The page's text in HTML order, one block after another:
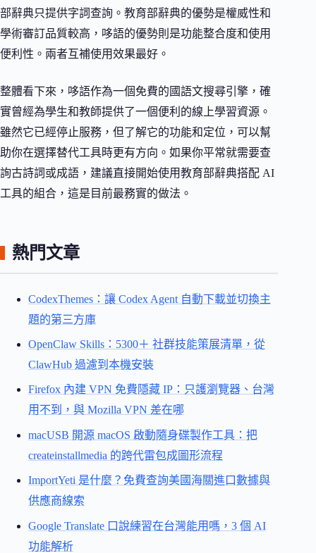
部辭典只提供字詞查詢。教育部辭典的優勢是權威性和
學術審訂品質較高，哆語的優勢則是功能整合度和使用
便利性。兩者互補使用效果最好。
整體看下來，哆語作為一個免費的國語文搜尋引擎，確
實曾經為學生和教師提供了一個便利的線上學習資源。
雖然它已經停止服務，但了解它的功能和定位，可以幫
助你在選擇替代工具時更有方向。如果你平常就需要查
詢古詩詞或成語，建議直接開始使用教育部辭典搭配 AI
工具的組合，這是目前最務實的做法。
熱門文章
CodexThemes：讓 Codex Agent 自動下載並切換主
題的第三方庫
OpenClaw Skills：5300＋ 社群技能策展清單，從
ClawHub 過濾到本機安裝
Firefox 內建 VPN 免費隱藏 IP：只護瀏覽器、台灣
用不到，與 Mozilla VPN 差在哪
macUSB 開源 macOS 啟動隨身碟製作工具：把
createinstallmedia 的跨代雷包成圖形流程
ImportYeti 是什麼？免費查詢美國海關進口數據與
供應商線索
Google Translate 口說練習在台灣能用嗎，3 個 AI
功能解析